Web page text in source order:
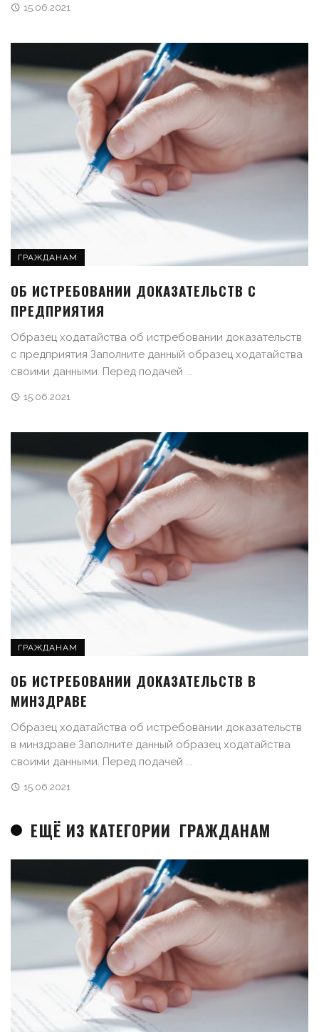
15.06.2021
ГРАЖДАНАМ
ОБ ИСТРЕБОВАНИИ ДОКАЗАТЕЛЬСТВ С
ПРЕДПРИЯТИЯ
Образец ходатайства об истребовании доказательств
с предприятия Заполните данный образец ходатайства
своими данными. Перед подачей ...
15.06.2021
ГРАЖДАНАМ
ОБ ИСТРЕБОВАНИИ ДОКАЗАТЕЛЬСТВ В
МИНЗДРАВЕ
Образец ходатайства об истребовании доказательств
в минздраве Заполните данный образец ходатайства
своими данными. Перед подачей ...
15.06.2021
ЕЩЁ ИЗ КАТЕГОРИИ ГРАЖДАНАМ